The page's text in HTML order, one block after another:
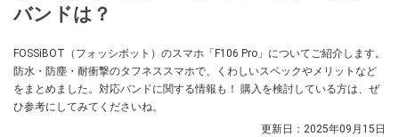
バンドは？
FOSSiBOT（フォッシボット）のスマホ「F106 Pro」についてご紹介します。
防水・防塵・耐衝撃のタフネススマホで、くわしいスペックやメリットなど
をまとめました。対応バンドに関する情報も！ 購入を検討している方は、ぜ
ひ参考にしてみてくださいね。
更新日： 2025年09月15日